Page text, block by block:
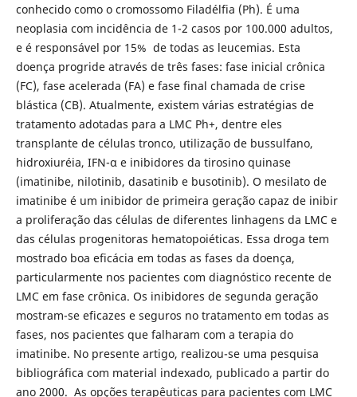
conhecido como o cromossomo Filadélfia (Ph). É uma
neoplasia com incidência de 1-2 casos por 100.000 adultos,
e é responsável por 15% de todas as leucemias. Esta
doença progride através de três fases: fase inicial crônica
(FC), fase acelerada (FA) e fase final chamada de crise
blástica (CB). Atualmente, existem várias estratégias de
tratamento adotadas para a LMC Ph+, dentre eles
transplante de células tronco, utilização de bussulfano,
hidroxiuréia, IFN-α e inibidores da tirosino quinase
(imatinibe, nilotinib, dasatinib e busotinib). O mesilato de
imatinibe é um inibidor de primeira geração capaz de inibir
a proliferação das células de diferentes linhagens da LMC e
das células progenitoras hematopoiéticas. Essa droga tem
mostrado boa eficácia em todas as fases da doença,
particularmente nos pacientes com diagnóstico recente de
LMC em fase crônica. Os inibidores de segunda geração
mostram-se eficazes e seguros no tratamento em todas as
fases, nos pacientes que falharam com a terapia do
imatinibe. No presente artigo, realizou-se uma pesquisa
bibliográfica com material indexado, publicado a partir do
ano 2000. As opções terapêuticas para pacientes com LMC